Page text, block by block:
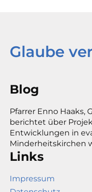
Glaube
Blog
Pfarrer Enno Haaks,
berichtet über
Entwicklungen in
Minderheitskirchen
Links
Impressum